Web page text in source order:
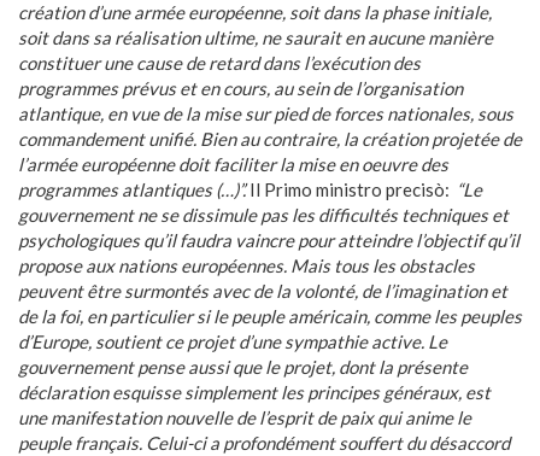
création d’une armée européenne, soit dans la phase initiale,
soit dans sa réalisation ultime, ne saurait en aucune manière
constituer une cause de retard dans l’exécution des
programmes prévus et en cours, au sein de l’organisation
atlantique, en vue de la mise sur pied de forces nationales, sous
commandement unifié. Bien au contraire, la création projetée de
l’armée européenne doit faciliter la mise en oeuvre des
programmes atlantiques (…)”.Il Primo ministro precisò: “Le
gouvernement ne se dissimule pas les difficultés techniques et
psychologiques qu’il faudra vaincre pour atteindre l’objectif qu’il
propose aux nations européennes. Mais tous les obstacles
peuvent être surmontés avec de la volonté, de l’imagination et
de la foi, en particulier si le peuple américain, comme les peuples
d’Europe, soutient ce projet d’une sympathie active. Le
gouvernement pense aussi que le projet, dont la présente
déclaration esquisse simplement les principes généraux, est
une manifestation nouvelle de l’esprit de paix qui anime le
peuple français. Celui-ci a profondément souffert du désaccord